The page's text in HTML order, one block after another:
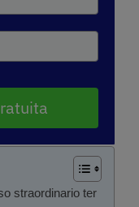
straordinario ter